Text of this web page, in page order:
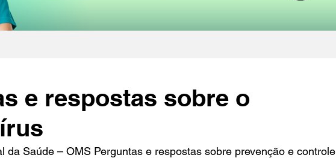
e respostas sobre o
da Saúde – OMS Perguntas e respostas sobre prevenção e controle